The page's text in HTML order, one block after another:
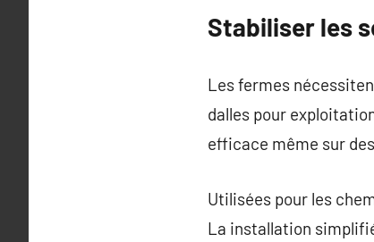
Stabiliser les
Les fermes
dalles pour
efficace même sur
Utilisées pour les
La installation